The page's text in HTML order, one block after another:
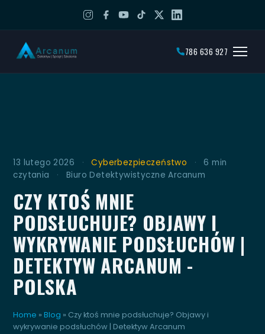
786 636 927
13 lutego 2026 · Cyberbezpieczeństwo ·
6 min
czytania
· Biuro Detektywistyczne Arcanum
CZY KTOŚ MNIE
PODSŁUCHUJE? OBJAWY I
WYKRYWANIE PODSŁUCHÓW |
DETEKTYW ARCANUM -
POLSKA
Home »Blog » Czy ktoś mnie podsłuchuje? Objawy i
wykrywanie podsłuchów | Detektyw Arcanum